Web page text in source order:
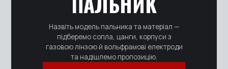
Назвіть модель пальника та матеріал —
підберемо сопла, цанги, корпуси з
газовою лінзою й вольфрамові електроди
та надішлемо пропозицію.